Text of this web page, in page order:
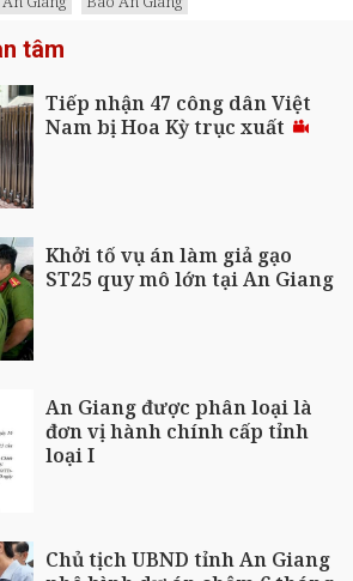
tâm
Tiếp nhận 47 công dân Việt
Nam bị Hoa Kỳ trục xuất
Khởi tố vụ án làm giả gạo
ST25 quy mô lớn tại An Giang
An Giang được phân loại là
đơn vị hành chính cấp tỉnh
loại I
Chủ tịch UBND tỉnh An Giang